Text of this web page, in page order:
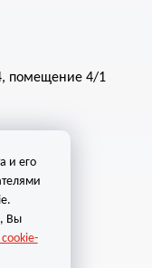
помещение 4/1
и его
Вы